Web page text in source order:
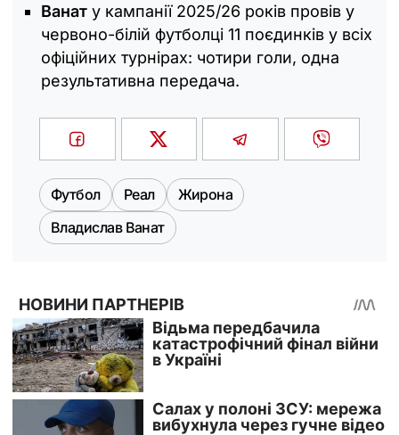
Ванат у кампанії 2025/26 років провів у
червоно-білій футболці 11 поєдинків у всіх
офіційних турнірах: чотири голи, одна
результативна передача.
Футбол Реал
Жирона
Владислав Ванат